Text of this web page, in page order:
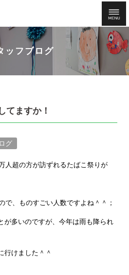
ッフブログ
ますか！
グ
人超の方が訪ずれるたばこ祭りが
で、ものすごい人数ですよね＾＾；
が多いのですが、今年は雨も降られ
行けました＾＾